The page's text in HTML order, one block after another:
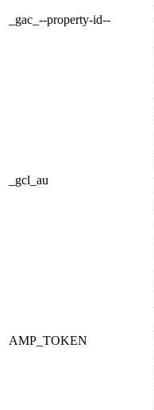
_gac_--property-id--
_gcl_au
AMP_TOKEN